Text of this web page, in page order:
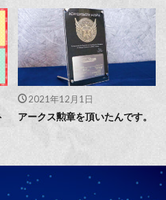
2021年12月1日
アークス勲章を頂いたんです。